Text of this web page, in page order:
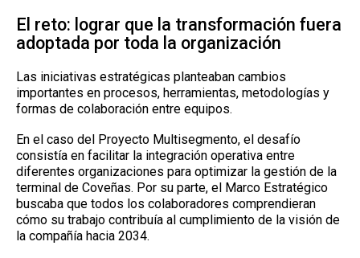
El reto: lograr que la transformación fuera
adoptada por toda la organización
Las iniciativas estratégicas planteaban cambios
importantes en procesos, herramientas, metodologías y
formas de colaboración entre equipos.
En el caso del Proyecto Multisegmento, el desafío
consistía en facilitar la integración operativa entre
diferentes organizaciones para optimizar la gestión de la
terminal de Coveñas. Por su parte, el Marco Estratégico
buscaba que todos los colaboradores comprendieran
cómo su trabajo contribuía al cumplimiento de la visión de
la compañía hacia 2034.